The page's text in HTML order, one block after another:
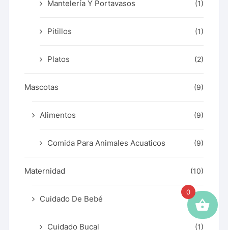
Mantelería Y Portavasos (1)
Pitillos (1)
Platos (2)
Mascotas (9)
Alimentos (9)
Comida Para Animales Acuaticos (9)
Maternidad (10)
Cuidado De Bebé (1)
Cuidado Bucal (1)
0